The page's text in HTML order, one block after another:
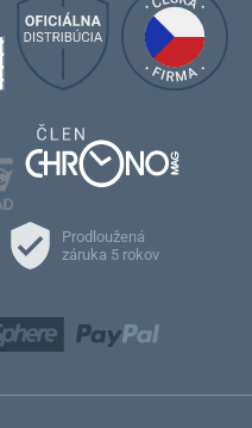
Prodloužená
záruka 5 rokov